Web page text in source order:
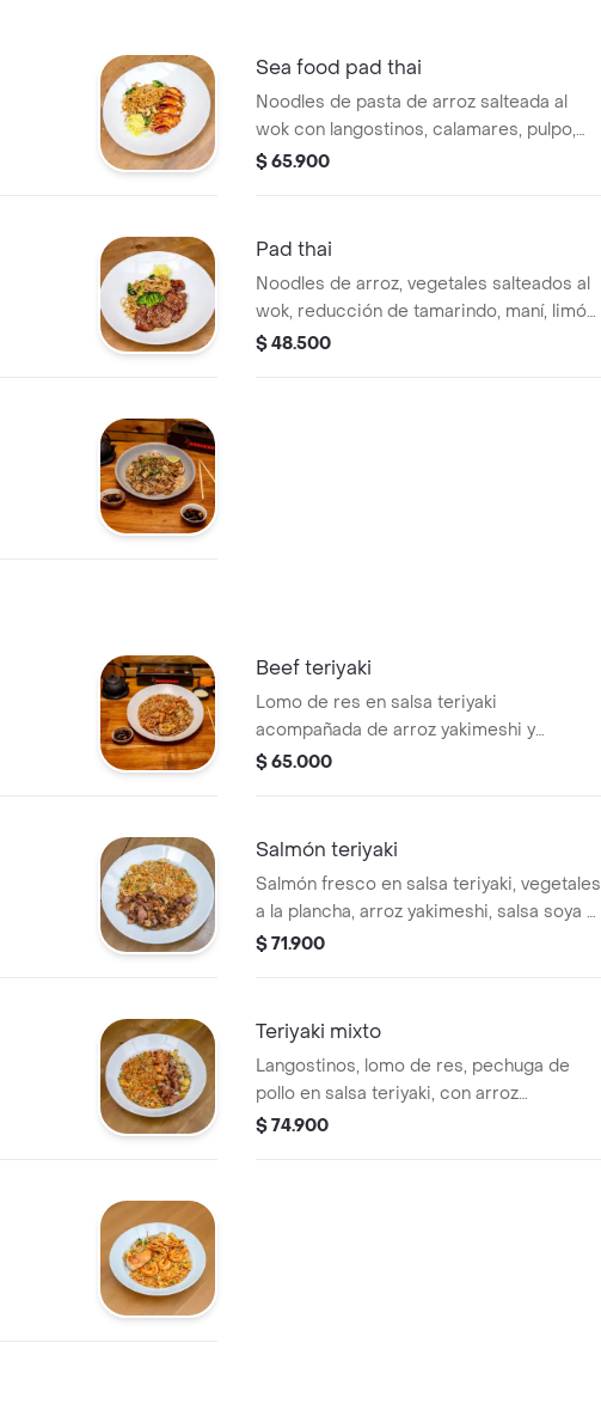
Sea food pad thai
Noodles de pasta de arroz salteada al
wok con langostinos, calamares, pulpo,
mejillones, maní, y vegetales, limón.
$ 65.900
Pad thai
Noodles de arroz, vegetales salteados al
wok, reducción de tamarindo, maní, limón,
proteina adicional a elección
$ 48.500
Beef teriyaki
Lomo de res en salsa teriyaki
acompañada de arroz yakimeshi y
vegetales a la plancha
$ 65.000
Salmón teriyaki
Salmón fresco en salsa teriyaki, vegetales
a la plancha, arroz yakimeshi, salsa soya y
teriyaki.
$ 71.900
Teriyaki mixto
Langostinos, lomo de res, pechuga de
pollo en salsa teriyaki, con arroz
yakimeshi, vegetales a la plancha, salsa
$ 74.900